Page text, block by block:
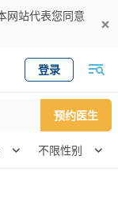
网站代表您同意
登录
预约医生